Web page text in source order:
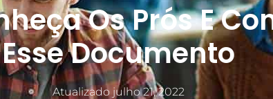
Os Prós E
Esse Documento
Atualizado julho 21, 2022